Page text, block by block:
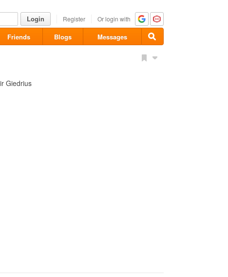
Login Register Or login with
Friends Blogs Messages
Giedrius